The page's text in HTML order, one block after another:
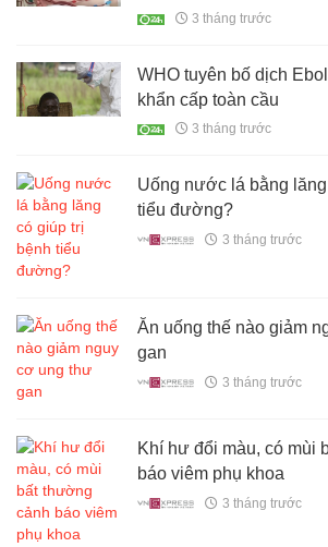
3 tháng trước
WHO tuyên bố dịch
khẩn cấp toàn cầu
3 tháng trước
Uống nước lá bằng
tiểu đường?
3 tháng trước
Ăn uống thế nào giảm
gan
3 tháng trước
Khí hư đổi màu, có mùi
báo viêm phụ khoa
3 tháng trước